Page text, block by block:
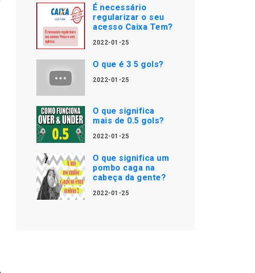
É necessário
regularizar o seu
acesso Caixa Tem?
2022-01-25
O que é 3 5 gols?
2022-01-25
O que significa
mais de 0.5 gols?
2022-01-25
O que significa um
pombo caga na
cabeça da gente?
2022-01-25